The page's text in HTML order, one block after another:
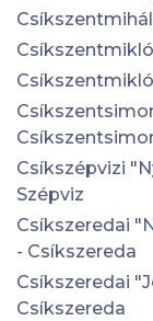
Csíkszépvizi
Szépviz
Csíkszeredai
- Csíkszereda
Csíkszeredai
Csíkszereda